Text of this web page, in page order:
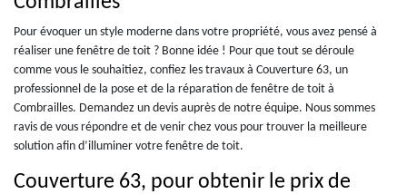
Pour évoquer un style moderne dans votre propriété, vous avez pensé à
réaliser une fenêtre de toit ? Bonne idée ! Pour que tout se déroule
comme vous le souhaitiez, confiez les travaux à Couverture 63, un
professionnel de la pose et de la réparation de fenêtre de toit à
Combrailles. Demandez un devis auprès de notre équipe. Nous sommes
ravis de vous répondre et de venir chez vous pour trouver la meilleure
solution afin d’illuminer votre fenêtre de toit.
Couverture 63, pour obtenir le prix de